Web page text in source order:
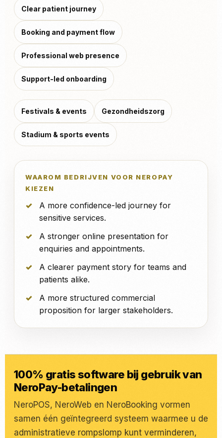
Clear patient journey
Booking and payment flow
Professional web presence
Support-led onboarding
Festivals & events Gezondheidszorg
Stadium & sports events
WAAROM BEDRIJVEN VOOR NEROPAY
KIEZEN
A more confidence-led journey for
sensitive services.
A stronger online presentation for
enquiries and appointments.
A clearer payment story for teams and
patients alike.
A more structured commercial
proposition for larger stakeholders.
100% gratis software bij gebruik van
NeroPay-betalingen
NeroPOS, NeroWeb en NeroBooking vormen
samen één geïntegreerd systeem waarmee u de
administratieve rompslomp kunt verminderen,